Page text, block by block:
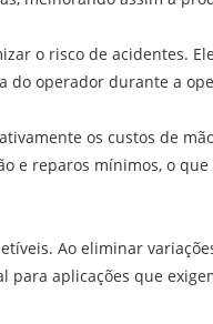
o risco de acidentes.
do operador durante a
os custos de
e reparos mínimos, o
Ao eliminar
aplicações que